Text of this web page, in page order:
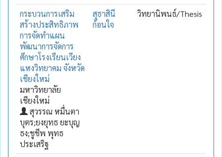
กระบวนการเสริม
สร้างประสิทธิภาพ
การจัดทำแผน
พัฒนาการจัดการ
ศึกษาโรงเรียนเวียง
แหงวิทยาคม จังหวัด
เชียงใหม่
มหาวิทยาลัย
เชียงใหม่
สุวรรณ หมื่นตา
บุตร;ยงยุทธ ยะบุญ
ธง;ชูชีพ พุทธ
ประเสริฐ
สุธาสินี
ก้อนใจ
วิทยานิพนธ์/Thesis